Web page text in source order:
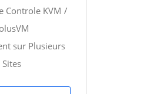
Controle KVM /
sur Plusieurs
Sites